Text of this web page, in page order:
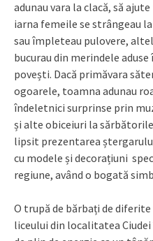
adunau vara la clacă, să
iarna femeile se strângeau
sau împleteau pulovere,
bucurau din merindele
povești. Dacă primăvara
ogoarele, toamna adunau
îndeletnici surprinse prin
și alte obiceiuri la sărbătorile
lipsit prezentarea
cu modele și decorațiuni
regiune, având o bogată
O trupă de bărbați de
liceului din localitatea